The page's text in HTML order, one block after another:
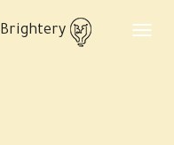
Toggle
Brightery